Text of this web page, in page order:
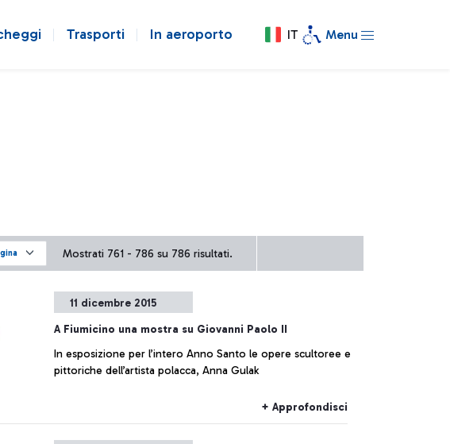
Trasporti In aeroporto IT Menu
Mostrati 761 - 786 su 786 risultati.
11 dicembre 2015
A Fiumicino una mostra su Giovanni Paolo II
In esposizione per l’intero Anno Santo le opere scultoree e
pittoriche dell’artista polacca, Anna Gulak
+ Approfondisci